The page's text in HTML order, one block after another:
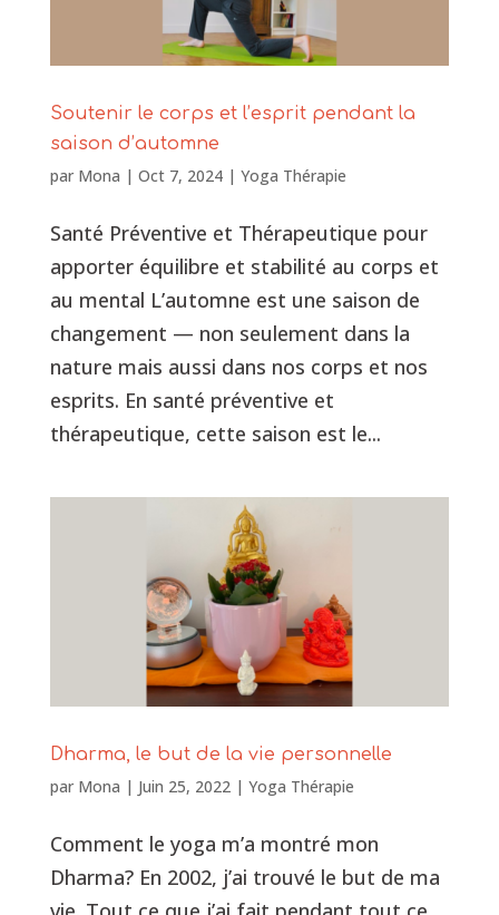
Soutenir le corps et l’esprit pendant la
saison d’automne
par Mona | Oct 7, 2024| Yoga Thérapie
Santé Préventive et Thérapeutique pour
apporter équilibre et stabilité au corps et
au mental L’automne est une saison de
changement — non seulement dans la
nature mais aussi dans nos corps et nos
esprits. En santé préventive et
thérapeutique, cette saison est le...
Dharma, le but de la vie personnelle
par Mona | Juin 25, 2022| Yoga Thérapie
Comment le yoga m’a montré mon
Dharma? En 2002, j’ai trouvé le but de ma